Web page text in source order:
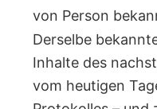
von Person
Derselbe
Inhalte des
vom heutigen